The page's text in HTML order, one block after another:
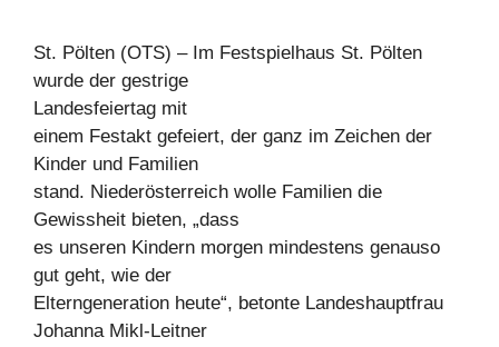
St. Pölten (OTS) – Im Festspielhaus St. Pölten
wurde der gestrige
Landesfeiertag mit
einem Festakt gefeiert, der ganz im Zeichen der
Kinder und Familien
stand. Niederösterreich wolle Familien die
Gewissheit bieten, „dass
es unseren Kindern morgen mindestens genauso
gut geht, wie der
Elterngeneration heute“, betonte Landeshauptfrau
Johanna Mikl-Leitner